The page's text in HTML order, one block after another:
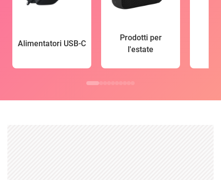
Alimentatori USB-C
Prodotti per
l'estate